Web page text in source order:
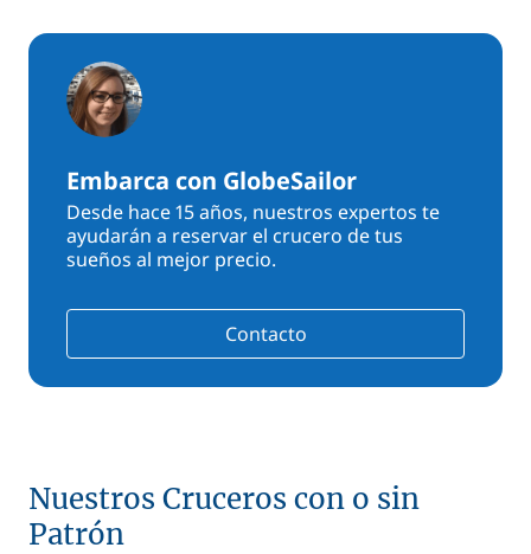
Embarca con GlobeSailor
Desde hace 15 años, nuestros expertos te
ayudarán a reservar el crucero de tus
sueños al mejor precio.
Contacto
Nuestros Cruceros con o sin
Patrón